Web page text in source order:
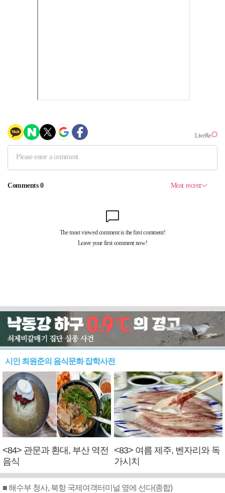
시인 최원준의 음식문화 잡학사전
<84> 관문과 환대, 부산 역전
음식
<83> 여름 제주, 벤자리와 독
가시치
■ 해수부 청사, 북항 국제여객터미널 옆에 선다(종합)